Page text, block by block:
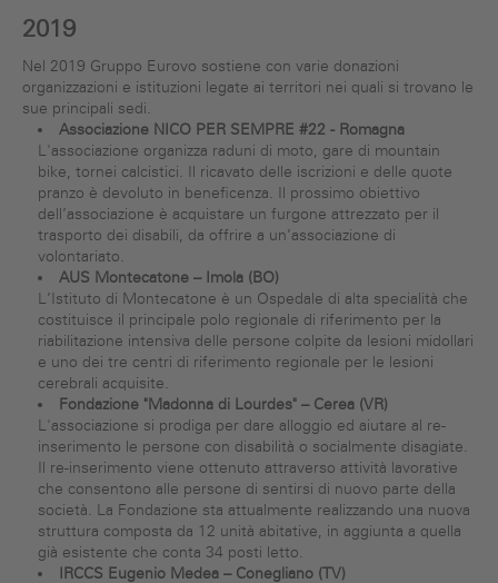
2019
Nel 2019 Gruppo Eurovo sostiene con varie donazioni
organizzazioni e istituzioni legate ai territori nei quali si trovano le
sue principali sedi.
Associazione NICO PER SEMPRE #22 - Romagna
L'associazione organizza raduni di moto, gare di mountain
bike, tornei calcistici. Il ricavato delle iscrizioni e delle quote
pranzo è devoluto in beneficenza. Il prossimo obiettivo
dell’associazione è acquistare un furgone attrezzato per il
trasporto dei disabili, da offrire a un’associazione di
volontariato.
AUS Montecatone – Imola (BO)
L’Istituto di Montecatone è un Ospedale di alta specialità che
costituisce il principale polo regionale di riferimento per la
riabilitazione intensiva delle persone colpite da lesioni midollari
e uno dei tre centri di riferimento regionale per le lesioni
cerebrali acquisite.
Fondazione "Madonna di Lourdes" – Cerea (VR)
L'associazione si prodiga per dare alloggio ed aiutare al re-
inserimento le persone con disabilità o socialmente disagiate.
Il re-inserimento viene ottenuto attraverso attività lavorative
che consentono alle persone di sentirsi di nuovo parte della
società. La Fondazione sta attualmente realizzando una nuova
struttura composta da 12 unità abitative, in aggiunta a quella
già esistente che conta 34 posti letto.
IRCCS Eugenio Medea – Conegliano (TV)